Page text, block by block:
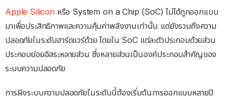
Apple Siliconหรือ System on a Chip (SoC) ไม่ได้ถูกออกแบบ
มาเพื่อประสิทธิภาพและความคุ้มค่าพลังงานเท่านั้น แต่ยังรวมถึงความ
ปลอดภัยในระดับฮาร์ดแวร์ด้วย โดยใน SoC แต่ละตัวประกอบด้วยส่วน
ประกอบย่อยอิสระหลายส่วน ซึ่งหลายส่วนเป็นองค์ประกอบสำคัญของ
ระบบความปลอดภัย
การฝังระบบความปลอดภัยในระดับนี้ต้องเริ่มต้นการออกแบบหลายปี